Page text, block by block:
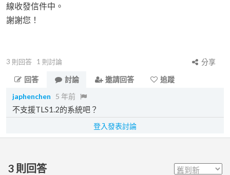
線收發信件中。
謝謝您！
3 則回答 1 則討論
分享
回答
討論 邀請回答
追蹤
japhenchen
5 年前
不支援TLS1.2的系統吧？
登入發表討論
3 則回答